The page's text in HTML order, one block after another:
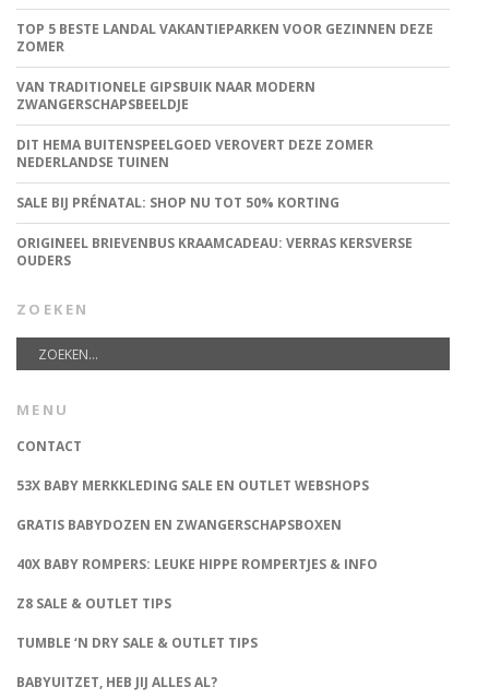
TOP 5 BESTE LANDAL VAKANTIEPARKEN VOOR GEZINNEN DEZE
ZOMER
VAN TRADITIONELE GIPSBUIK NAAR MODERN
ZWANGERSCHAPSBEELDJE
DIT HEMA BUITENSPEELGOED VEROVERT DEZE ZOMER
NEDERLANDSE TUINEN
SALE BIJ PRÉNATAL: SHOP NU TOT 50% KORTING
ORIGINEEL BRIEVENBUS KRAAMCADEAU: VERRAS KERSVERSE
OUDERS
ZOEKEN
MENU
CONTACT
53X BABY MERKKLEDING SALE EN OUTLET WEBSHOPS
GRATIS BABYDOZEN EN ZWANGERSCHAPSBOXEN
40X BABY ROMPERS: LEUKE HIPPE ROMPERTJES & INFO
Z8 SALE & OUTLET TIPS
TUMBLE ‘N DRY SALE & OUTLET TIPS
BABYUITZET, HEB JIJ ALLES AL?